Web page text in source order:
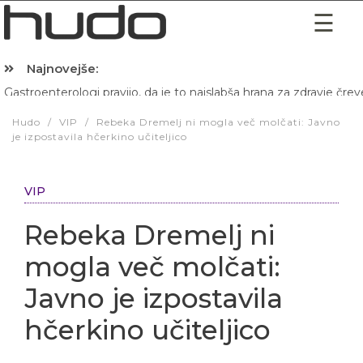
Najnovejše:
Hudo / VIP /
Rebeka Dremelj ni mogla več molčati: Javno
je izpostavila hčerkino učiteljico
VIP
Rebeka Dremelj ni
mogla več molčati:
Javno je izpostavila
hčerkino učiteljico